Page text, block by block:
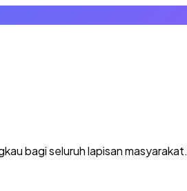
bagi seluruh lapisan masyarakat.